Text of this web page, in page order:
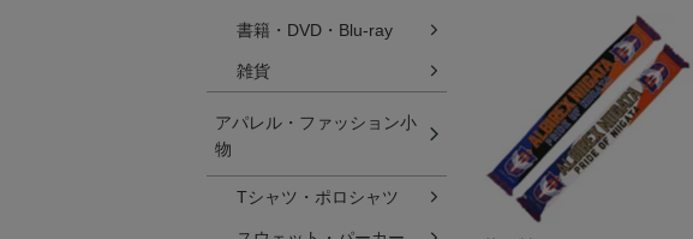
書籍・DVD・Blu-ray
雑貨
アパレル・ファッション小
物
Tシャツ・ポロシャツ